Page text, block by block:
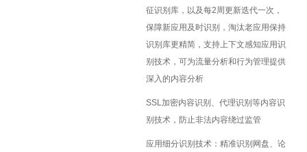
征识别库，以及每2周更新迭代一次，
保障新应用及时识别，淘汰老应用保持
识别库更精简，支持上下文感知应用识
别技术，可为流量分析和行为管理提供
深入的内容分析
SSL加密内容识别、代理识别等内容识
别技术，防止非法内容绕过监管
应用细分识别技术：精准识别网盘、论